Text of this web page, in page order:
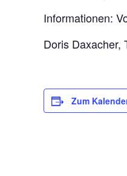
Informationen:
Doris Daxacher,
Zum